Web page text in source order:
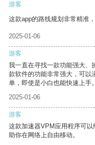
游客
这款app的路线规划非常精准
2025-01-06
游客
我一直在寻找一款功能强大、
款软件的功能非常强大，可以
单，即使是小白也能快速上手。
2025-01-06
游客
这款加速器VPM应用程序可
助你在网络上自由移动。